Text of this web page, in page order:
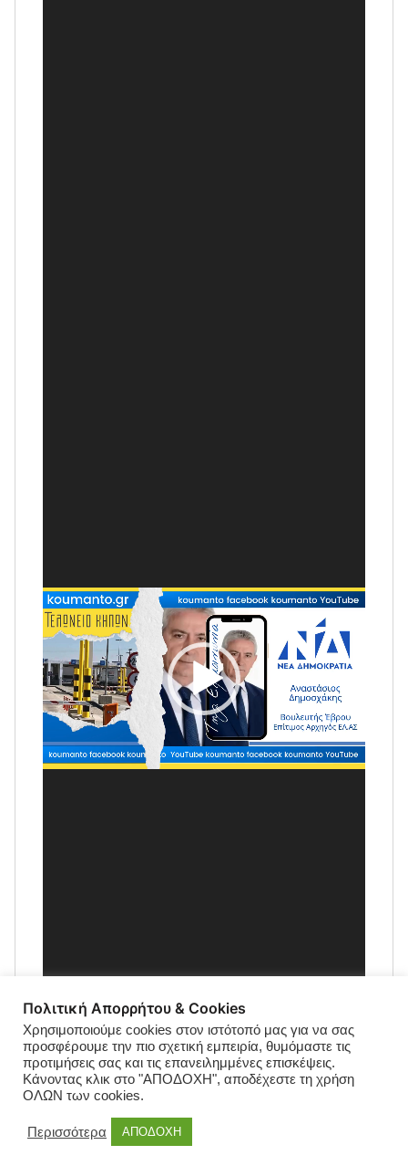
Πολιτική Απορρήτου & Cookies
Χρησιμοποιούμε cookies στον ιστότοπό μας για να σας
προσφέρουμε την πιο σχετική εμπειρία, θυμόμαστε τις
προτιμήσεις σας και τις επανειλημμένες επισκέψεις.
Κάνοντας κλικ στο "ΑΠΟΔΟΧΗ", αποδέχεστε τη χρήση
ΟΛΩΝ των cookies.
Περισσότερα ΑΠΟΔΟΧΗ